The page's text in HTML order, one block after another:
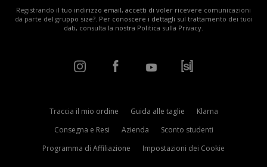
Registrando il tuo indirizzo email, accetti di voler ricevere comunicazioni
da parte del gruppo size?. Per conoscere i dettagli sul trattamento dei tuoi
dati, consulta la nostra Politica sulla Privacy.
Traccia il mio ordine Guida alle taglie
Klarna
Consegna e Resi
Azienda
Sconto studenti
Programma di Affiliazione
Impostazioni dei Cookie